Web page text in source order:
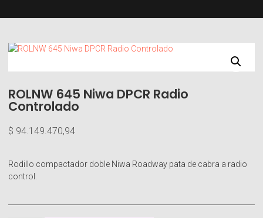
ROLNW 645 Niwa DPCR Radio
Controlado
$ 94.149.470,94
Rodillo compactador doble Niwa Roadway pata de cabra a radio
control.